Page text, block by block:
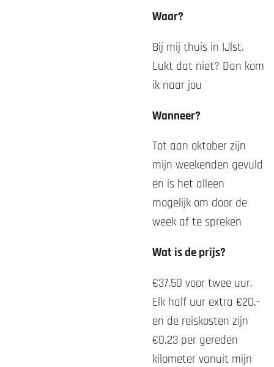
Waar?
Bij mij thuis in IJlst.
Lukt dat niet? Dan kom
ik naar jou
Wanneer?
Tot aan oktober zijn
mijn weekenden gevuld
en is het alleen
mogelijk om door de
week af te spreken
Wat is de prijs?
€37,50 voor twee uur.
Elk half uur extra €20,-
en de reiskosten zijn
€0,23 per gereden
kilometer vanuit mijn